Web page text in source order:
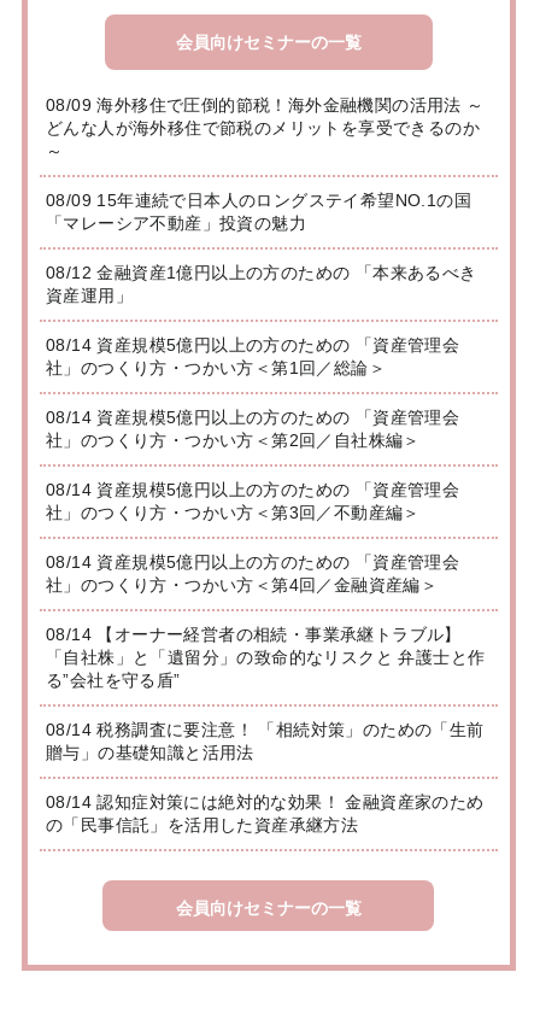
会員向けセミナーの一覧
08/09 海外移住で圧倒的節税！海外金融機関の活用法 ～
どんな人が海外移住で節税のメリットを享受できるのか
～
08/09 15年連続で日本人のロングステイ希望NO.1の国
「マレーシア不動産」投資の魅力
08/12 金融資産1億円以上の方のための 「本来あるべき
資産運用」
08/14 資産規模5億円以上の方のための 「資産管理会
社」のつくり方・つかい方＜第1回／総論＞
08/14 資産規模5億円以上の方のための 「資産管理会
社」のつくり方・つかい方＜第2回／自社株編＞
08/14 資産規模5億円以上の方のための 「資産管理会
社」のつくり方・つかい方＜第3回／不動産編＞
08/14 資産規模5億円以上の方のための 「資産管理会
社」のつくり方・つかい方＜第4回／金融資産編＞
08/14 【オーナー経営者の相続・事業承継トラブル】
「自社株」と「遺留分」の致命的なリスクと 弁護士と作
る”会社を守る盾”
08/14 税務調査に要注意！ 「相続対策」のための「生前
贈与」の基礎知識と活用法
08/14 認知症対策には絶対的な効果！ 金融資産家のため
の「民事信託」を活用した資産承継方法
会員向けセミナーの一覧